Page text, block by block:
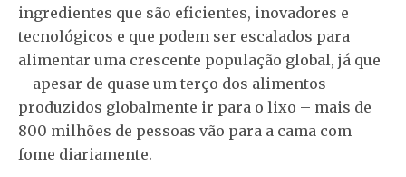
ingredientes que são eficientes, inovadores e
tecnológicos e que podem ser escalados para
alimentar uma crescente população global, já que
– apesar de quase um terço dos alimentos
produzidos globalmente ir para o lixo – mais de
800 milhões de pessoas vão para a cama com
fome diariamente.